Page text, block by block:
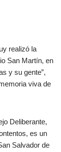
realizó la
San Martín, en
y su gente”,
viva de
Deliberante,
es un
Salvador de